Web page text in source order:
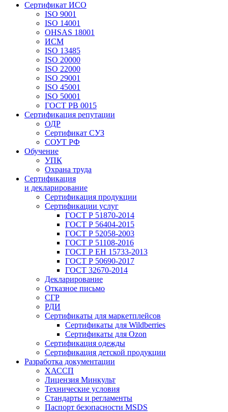
Сертификат ИСО
ISO 9001
ISO 14001
OHSAS 18001
ИСМ
ISO 13485
ISO 20000
ISO 22000
ISO 29001
ISO 45001
ISO 50001
ГОСТ РВ 0015
Сертификация репутации
ОДР
Сертификат СУЗ
СОУТ РФ
Обучение
УПК
Охрана труда
Сертификация
и декларирование
Сертификация продукции
Сертификации услуг
ГОСТ Р 51870-2014
ГОСТ Р 56404-2015
ГОСТ Р 52058-2003
ГОСТ Р 51108-2016
ГОСТ Р ЕН 15733-2013
ГОСТ Р 50690-2017
ГОСТ 32670-2014
Декларирование
Отказное письмо
СГР
РДИ
Сертификаты для маркетплейсов
Сертификаты для Wildberries
Сертификаты для Ozon
Сертификация одежды
Сертификация детской продукции
Разработка документации
ХАССП
Лицензия Минкульт
Технические условия
Стандарты и регламенты
Паспорт безопасности MSDS